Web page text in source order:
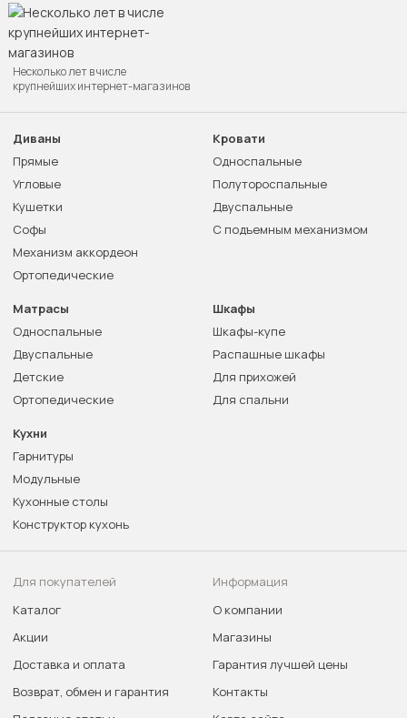
Несколько лет в числе
крупнейших интернет-магазинов
Диваны
Прямые
Угловые
Кушетки
Софы
Механизм аккордеон
Ортопедические
Кровати
Односпальные
Полутороспальные
Двуспальные
С подъемным механизмом
Матрасы
Односпальные
Двуспальные
Детские
Ортопедические
Шкафы
Шкафы-купе
Распашные шкафы
Для прихожей
Для спальни
Кухни
Гарнитуры
Модульные
Кухонные столы
Конструктор кухонь
Для покупателей
Каталог
Акции
Доставка и оплата
Возврат, обмен и гарантия
Информация
О компании
Магазины
Гарантия лучшей цены
Контакты